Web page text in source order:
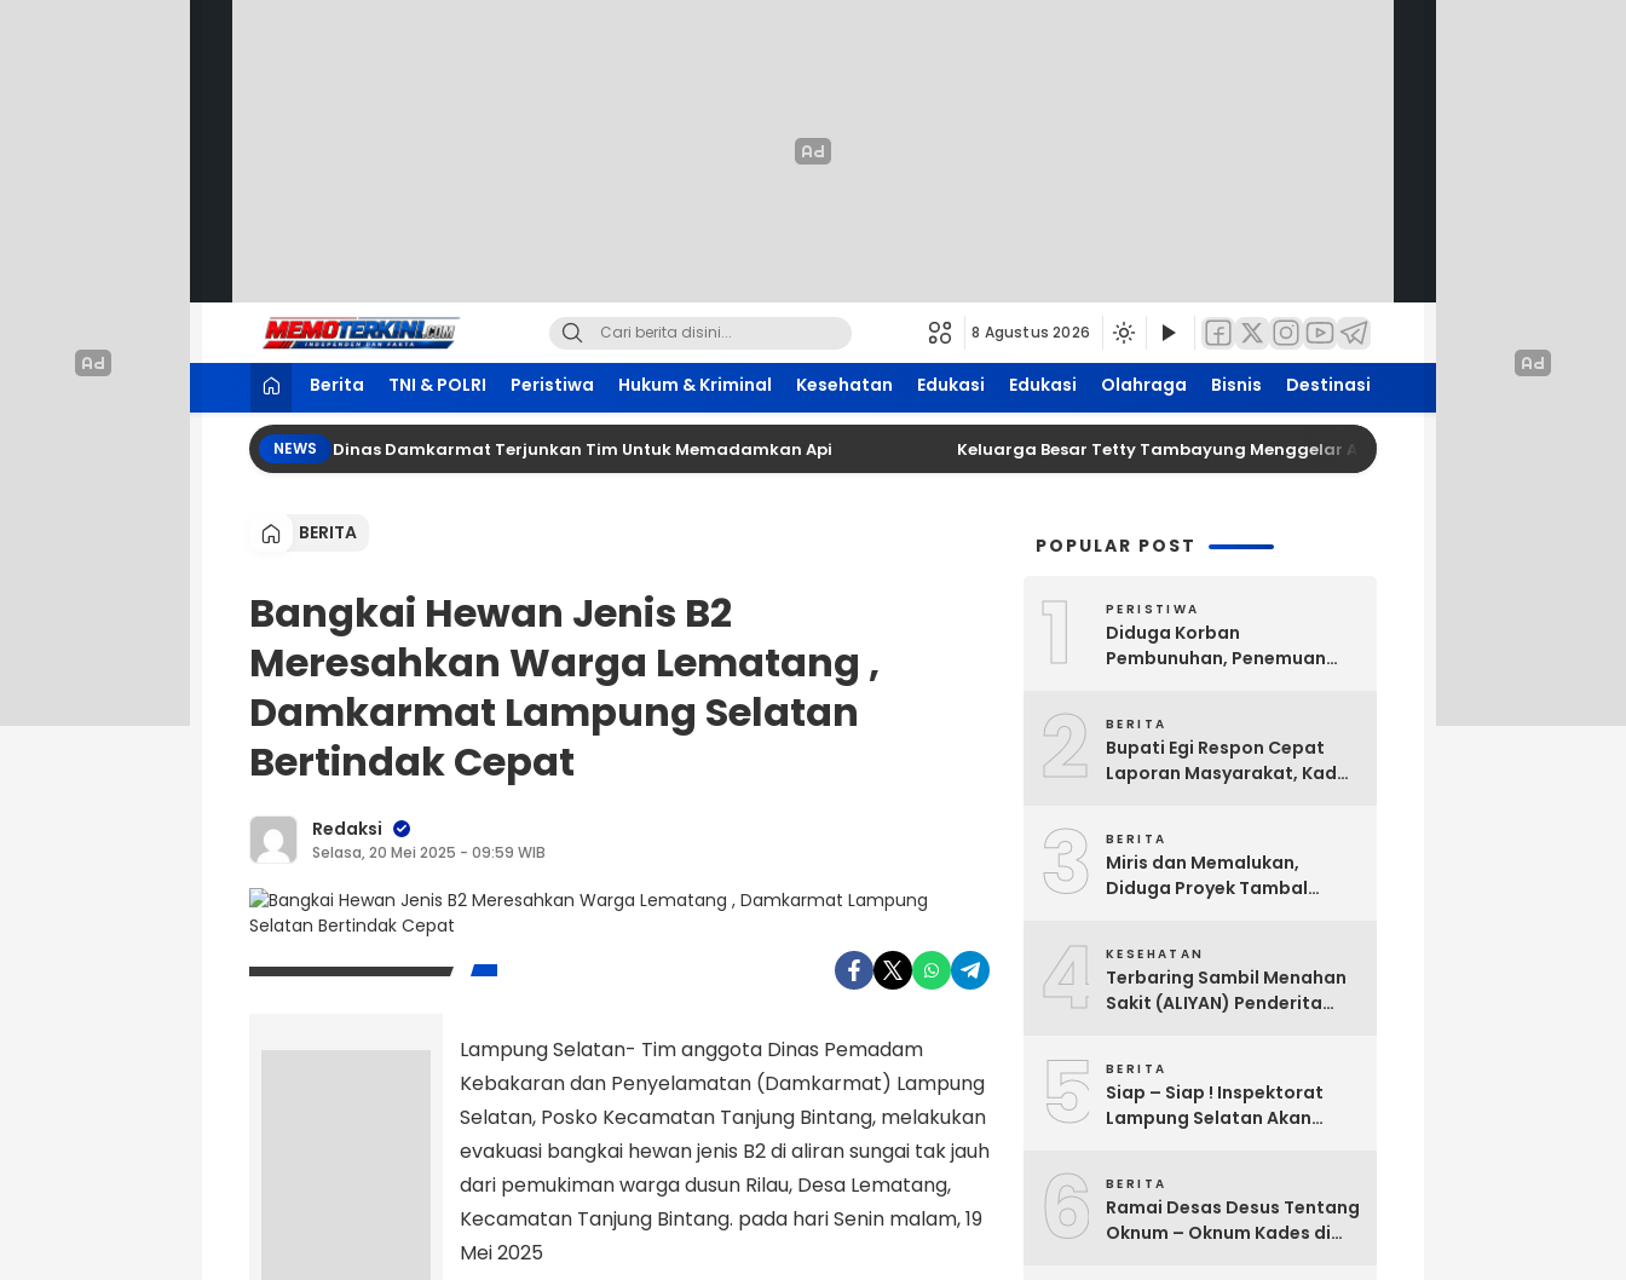
Memoterkini.com
Independen dan Fakta
8 Agustus 2026
Berita TNI & POLRI Peristiwa Hukum & Kriminal Kesehatan Edukasi Edukasi Olahraga Bisnis Destinasi
NEWS
Rumah Warga di Wayurang, Dinas Damkarmat Terjunkan Tim Untuk Memadamkan Api Keluarga Besar Tetty Tambayung Menggelar Acara Pertunangan Lia Dan Deva di
BERITA
Bangkai Hewan Jenis B2
Meresahkan Warga Lematang ,
Damkarmat Lampung Selatan
Bertindak Cepat
Redaksi
Selasa, 20 Mei 2025 - 09:59 WIB
Lampung Selatan- ‎Tim anggota Dinas Pemadam
Kebakaran dan Penyelamatan (Damkarmat) Lampung
Selatan, Posko Kecamatan Tanjung Bintang, melakukan
evakuasi bangkai hewan jenis B2 di aliran sungai tak jauh
dari pemukiman warga dusun Rilau, Desa Lematang,
Kecamatan Tanjung Bintang. pada hari Senin malam, 19
Mei 2025
POPULAR POST
1 PERISTIWA
Diduga Korban
Pembunuhan, Penemuan
Hebohkan Warga Bakauheni
2 BERITA
Bupati Egi Respon Cepat
Laporan Masyarakat, Kades
3 BERITA
Miris dan Memalukan,
Diduga Proyek Tambal
Selatan Dikerjakan Asal
Asalan !!
4 KESEHATAN
Terbaring Sambil Menahan
Sakit (ALIYAN) Penderita
5 BERITA
Siap – Siap ! Inspektorat
Lampung Selatan Akan
Ini
6 BERITA
Ramai Desas Desus Tentang
Oknum – Oknum Kades di